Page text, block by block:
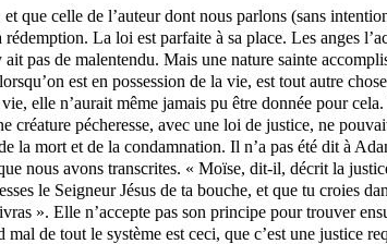
celle de l’auteur dont nous parlons (sans
La loi est parfaite à sa place. Les anges
pas de malentendu. Mais une nature sainte
est en possession de la vie, est tout autre
elle n’aurait même jamais pu être donnée pour
pécheresse, avec une loi de justice, ne
la mort et de la condamnation. Il n’a pas été dit à
nous avons transcrites. « Moïse, dit-il, décrit la
le Seigneur Jésus de ta bouche, et que tu croies
». Elle n’accepte pas son principe pour trouver
de tout le système est ceci, que c’est une justice